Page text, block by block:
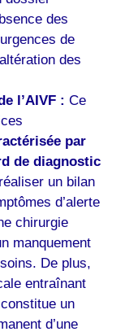
des
de
des
l’AIVF : Ce
par
de diagnostic
un bilan
d’alerte
chirurgie
manquement
De plus,
entraînant
un
d’une